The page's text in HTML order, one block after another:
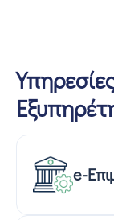
e-